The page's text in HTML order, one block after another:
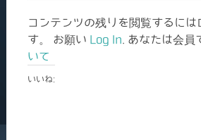
コンテンツの残りを閲覧するには
す。 お願い Log In . あなたは会員
いて
いいね: